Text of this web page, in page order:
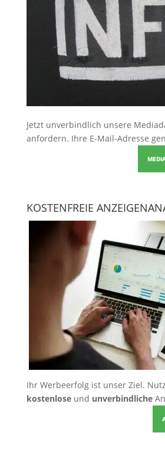
Jetzt unverbindlich unsere
anfordern. Ihre E-Mail-Adresse
KOSTENFREIE
Ihr Werbeerfolg ist unser Ziel.
kostenloseund unverbindliche